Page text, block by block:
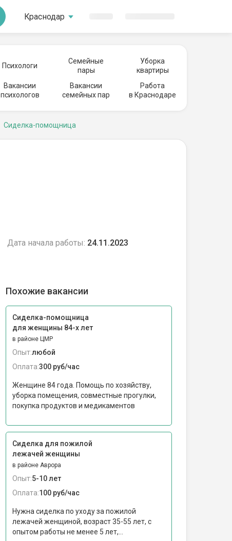
Краснодар
Психологи
Семейные
пары
Уборка
квартиры
Вакансии
психологов
Вакансии
семейных пар
Работа
в Краснодаре
Сиделка-помощница
Дата начала работы: 24.11.2023
Похожие вакансии
Сиделка-помощница
для женщины 84-х лет
в районе ЦМР
Опыт:любой
Оплата:300 руб/час
Женщине 84 года. Помощь по хозяйству,
уборка помещения, совместные прогулки,
покупка продуктов и медикаментов
Сиделка для пожилой
лежачей женщины
в районе Аврора
Опыт:5-10 лет
Оплата:100 руб/час
Нужна сиделка по уходу за пожилой
лежачей женщиной, возраст 35-55 лет, с
опытом работы не менее 5 лет,...